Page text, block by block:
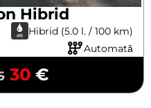
Hibrid
Hibrid (5.0 l. / 100 km)
Automată
30 €